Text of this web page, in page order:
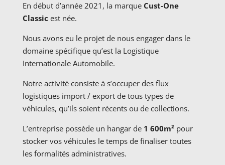
En début d’année 2021, la marque Cust-One
Classic est née.
Nous avons eu le projet de nous engager dans le
domaine spécifique qu’est la Logistique
Internationale Automobile.
Notre activité consiste à s’occuper des flux
logistiques import / export de tous types de
véhicules, qu’ils soient récents ou de collections.
L’entreprise possède un hangar de 1 600m²pour
stocker vos véhicules le temps de finaliser toutes
les formalités administratives.